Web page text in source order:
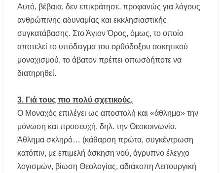
Αυτό, βέβαια, δεν επικράτησε, προφανώς για λόγους
ανθρώπινης αδυναμίας και εκκλησιαστικής
συγκατάβασης. Στο Άγιον Όρος, όμως, το οποίο
αποτελεί το υπόδειγμα του ορθόδοξου ασκητικού
μοναχισμού, το άβατον πρέπει οπωσδήποτε να
διατηρηθεί.
3. Γιά τους πιο πολύ σχετικούς.
Ο Μοναχός επιλέγει ως αποστολή και «άθλημα» την
μόνωση και προσευχή, δηλ. την Θεοκοινωνία.
Άθλημα σκληρό… (κάθαρση πρώτα, συγκέντρωση
κατόπιν, με επιμελή άσκηση νού, άγρυπνο έλεγχο
λογισμών, βίωση Θεολογίας, αδιάκοπη Λειτουργική